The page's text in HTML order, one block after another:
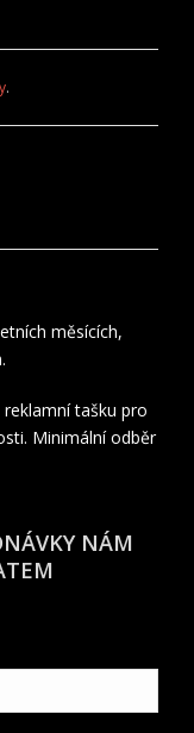
.
měsících,
tašku pro
Minimální odběr
NÁM